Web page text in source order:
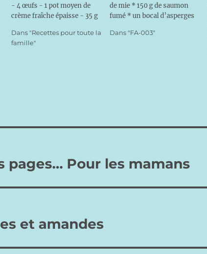
- 4 œufs - 1 pot moyen de
crème fraîche épaisse - 35 g
de beurre - Sel, poivre,
muscade (facultatif)
Dans "Recettes pour toute la
famille"
de mie * 150 g de saumon
fumé * un bocal d’asperges
de crème liquide * aneth *
Dans "FA-003"
pages… Pour les mamans
et amandes